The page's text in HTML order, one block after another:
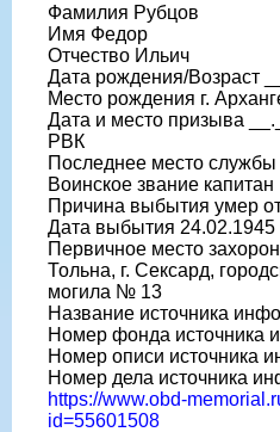
Фамилия Рубцов
Имя Федор
Отчество Ильич
Дата рождения/Возраст
Место рождения г.
Дата и место призыва
РВК
Последнее место
Воинское звание капитан
Причина выбытия умер
Дата выбытия 24.02.1945
Первичное место
Тольна, г. Сексард,
могила № 13
Название источника
Номер фонда источника
Номер описи источника
Номер дела источника
https://www.obd-
id=55601508